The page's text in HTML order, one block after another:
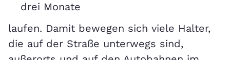
drei Monate
laufen. Damit bewegen sich viele Halter,
die auf der Straße unterwegs sind,